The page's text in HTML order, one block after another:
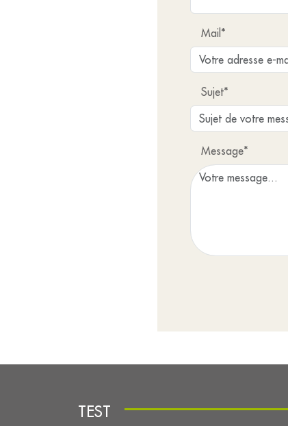
Mail*
Sujet*
Message*
TEST